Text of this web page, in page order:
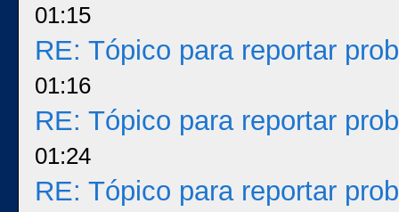
01:15
RE: Tópico para reportar
01:16
RE: Tópico para reportar
01:24
RE: Tópico para reportar